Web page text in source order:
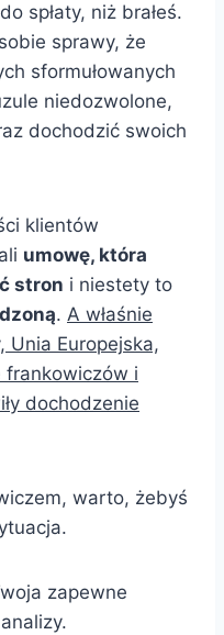
spłaty, niż brałeś.
sprawy, że
sformułowanych
niedozwolone,
dochodzić swoich
klientów
umowę, która
stron i niestety to
. A właśnie
Unia Europejska,
frankowiczów i
dochodzenie
warto, żebyś
zapewne